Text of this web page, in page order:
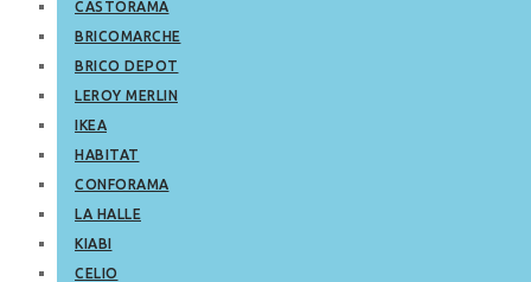
CASTORAMA
BRICOMARCHE
BRICO DEPOT
LEROY MERLIN
IKEA
HABITAT
CONFORAMA
LA HALLE
KIABI
CELIO